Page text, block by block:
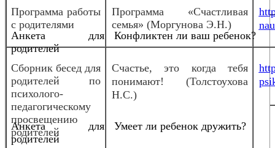
Анкета для
родителей
Конфликтен ли ваш ребенок?
Анкета для
родителей
Умеет ли ребенок дружить?
Программа работы
с родителями
Программа «Счастливая
семья» (Моргунова Э.Н.)
Сборник бесед для
родителей по
психолого-
педагогическому
просвещению
родителей
Счастье, это когда тебя
понимают! (Толстоухова
Н.С.)